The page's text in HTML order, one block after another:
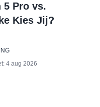
5 Pro vs.
Kies Jij?
4 aug 2026